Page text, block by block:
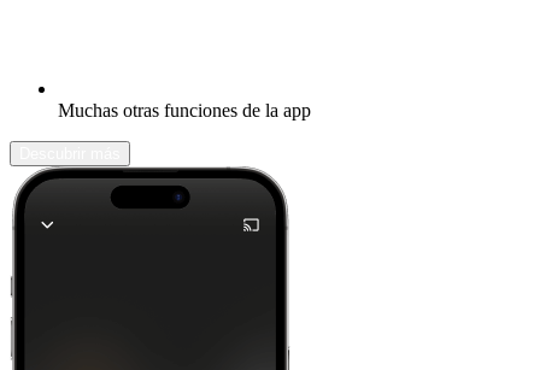
Muchas otras funciones de la app